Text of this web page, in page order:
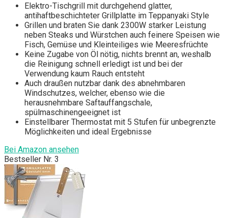
Elektro-Tischgrill mit durchgehend glatter,
antihaftbeschichteter Grillplatte im Teppanyaki Style
Grillen und braten Sie dank 2300W starker Leistung
neben Steaks und Würstchen auch feinere Speisen wie
Fisch, Gemüse und Kleinteiliges wie Meeresfrüchte
Keine Zugabe von Öl nötig, nichts brennt an, weshalb
die Reinigung schnell erledigt ist und bei der
Verwendung kaum Rauch entsteht
Auch draußen nutzbar dank des abnehmbaren
Windschutzes, welcher, ebenso wie die
herausnehmbare Saftauffangschale,
spülmaschinengeeignet ist
Einstellbarer Thermostat mit 5 Stufen für unbegrenzte
Möglichkeiten und ideal Ergebnisse
Bei Amazon ansehen
Bestseller Nr. 3